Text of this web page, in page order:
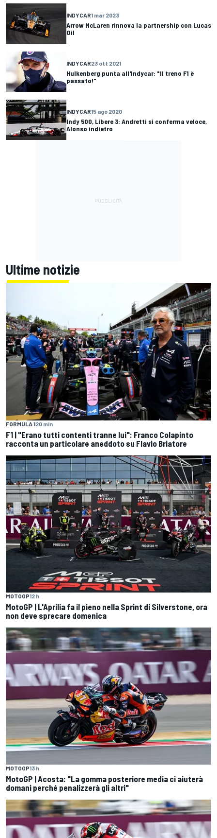
INDYCAR1 mar 2023
Arrow McLaren rinnova la partnership con Lucas
Oil
INDYCAR23 ott 2021
Hulkenberg punta all'Indycar: "Il treno F1 è
passato!"
INDYCAR15 ago 2020
Indy 500, Libere 3: Andretti si conferma veloce,
Alonso indietro
Ultime notizie
FORMULA 120 min
F1 | "Erano tutti contenti tranne lui": Franco Colapinto
racconta un particolare aneddoto su Flavio Briatore
MOTOGP12 h
MotoGP | L'Aprilia fa il pieno nella Sprint di Silverstone, ora
non deve sprecare domenica
MOTOGP13 h
MotoGP | Acosta: "La gomma posteriore media ci aiuterà
domani perché penalizzerà gli altri"